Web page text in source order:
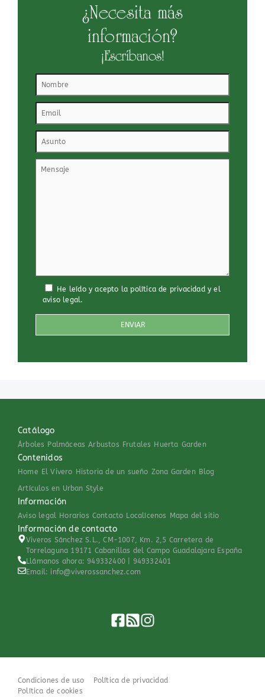
¿Necesita más
información?
¡Escríbanos!
He leído y acepto la política de privacidad yel
aviso legal.
Catálogo
Árboles Palmáceas Arbustos Frutales Huerta Garden
Contenidos
Home El Vivero Historia de un sueño Zona Garden Blog
Artículos en Urban Style
Información
Aviso legal Horarios Contacto Localícenos Mapa del sitio
Información de contacto
Viveros Sánchez S.L., CM-1007, Km. 2,5 Carretera de
Torrelaguna 19171 Cabanillas del Campo Guadalajara España
Llámanos ahora: 949332400 | 949332401
Email: info@viverossanchez.com
Condiciones de uso
Política de privacidad
Política de cookies